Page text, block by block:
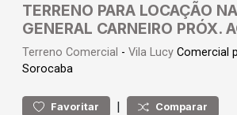
TERRENO PARA LOCAÇÃO
GENERAL CARNEIRO PRÓX.
Terreno Comercial - Vila Lucy Comercial
Sorocaba
Favoritar | Comparar